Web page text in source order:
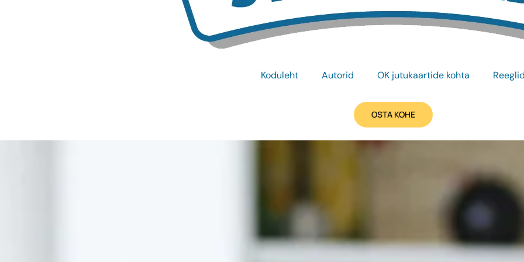
Koduleht Autorid OK jutukaartide kohta
OSTA KOHE